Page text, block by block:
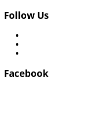
Follow Us
Facebook